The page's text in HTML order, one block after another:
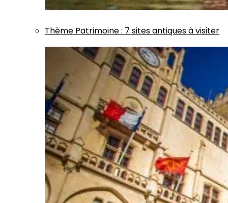
Thème Patrimoine: 7 sites antiques à visiter